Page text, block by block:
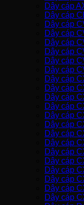
Dây cáp
Dây cáp
Dây cáp
Dây cáp
Dây cáp
Dây cáp
Dây cáp
Dây cáp
Dây cáp
Dây cáp
Dây cáp
Dây cáp
Dây cáp
Dây cáp
Dây cáp
Dây cáp
Dây cáp
Dây cáp
Dây cáp
Dây cáp
Dây cáp
Dây cáp